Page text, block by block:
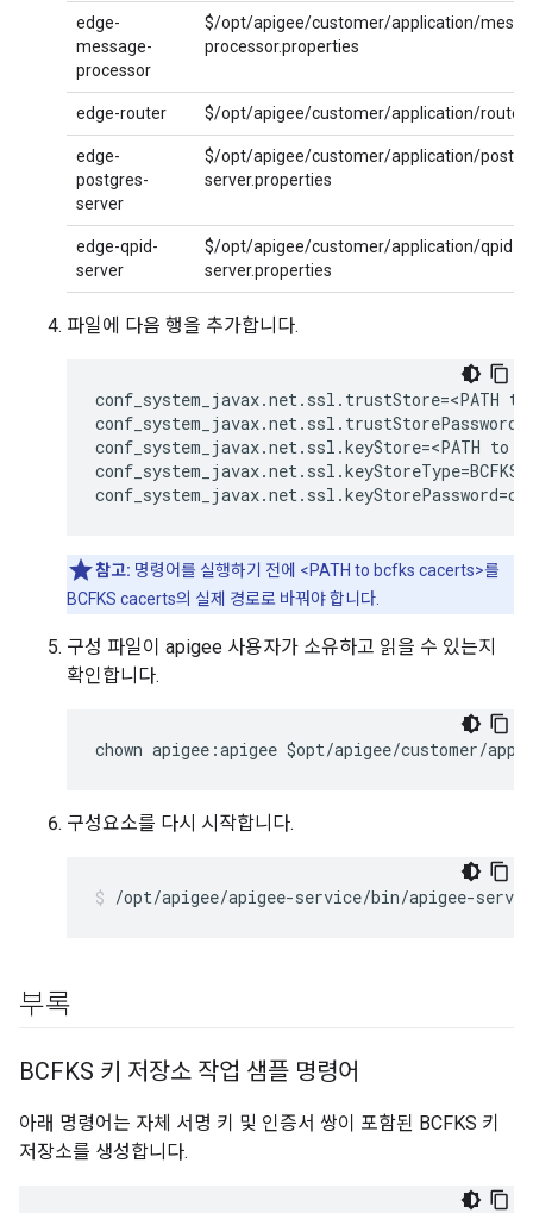
edge-
message-
processor
$/opt/apigee/customer/application/
processor.properties
edge-router $/opt/apigee/customer/application/
edge-
postgres-
server
$/opt/apigee/customer/application/
server.properties
edge-qpid-
server
$/opt/apigee/customer/application/qpid-
server.properties
파일에 다음 행을 추가합니다.
conf_system_javax.net.ssl.trustStore=<PATH
conf_system_javax.net.ssl.keyStore=<PATH to
conf_system_javax.net.ssl.keyStoreType=BCFKS
참고: 명령어를 실행하기 전에 <PATH to bcfks cacerts>를
BCFKS cacerts의 실제 경로로 바꿔야 합니다.
구성 파일이 apigee 사용자가 소유하고 읽을 수 있는지
확인합니다.
chown apigee:apigee $opt/apigee/customer/
구성요소를 다시 시작합니다.
/opt/apigee/apigee-service/bin/apigee-
부록
BCFKS 키 저장소 작업 샘플 명령어
아래 명령어는 자체 서명 키 및 인증서 쌍이 포함된 BCFKS 키
저장소를 생성합니다.